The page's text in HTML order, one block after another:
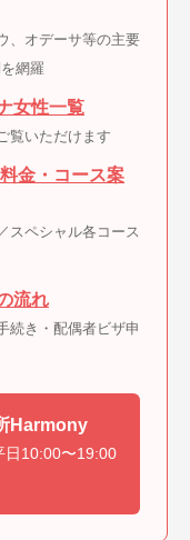
、オデーサ等の主要
網羅
女性一覧
覧いただけます
金・コース案
スペシャル各コース
流れ
続き・配偶者ビザ申
Harmony
日10:00〜19:00